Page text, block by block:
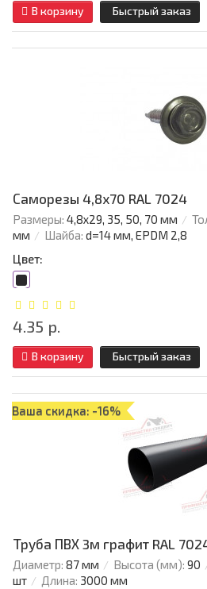
В корзину Быстрый заказ
Саморезы 4,8х70 RAL 7024
Размеры: 4,8х29, 35, 50, 70 мм
мм
Шайба: d=14 мм, EPDM 2,8
Цвет:
4.35 р.
В корзину Быстрый заказ
Ваша скидка: -16%
Труба ПВХ 3м графит RAL
Диаметр: 87 мм Высота (мм): 90
шт
Длина: 3000 мм